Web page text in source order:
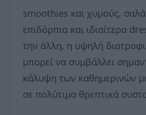
smoothies και χυμούς,
επιδόρπια και ιδιαίτερα
την άλλη, η υψηλή
μπορεί να συμβάλλει
κάλυψη των καθημερινών
σε πολύτιμα θρεπτικά